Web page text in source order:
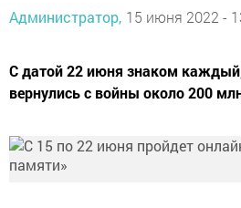
Администратор, 15 июня 2022 -
С датой 22 июня знаком
вернулись с войны около 200